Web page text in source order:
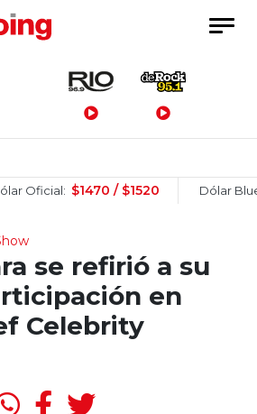
$1470 / $1520 Dólar Blue:
se refirió a su
en
Celebrity